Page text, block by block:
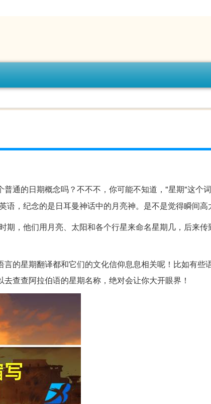
通的日期概念吗？不不不，你可能不知道，"星期"这个
，纪念的是日耳曼神话中的月亮神。是不是觉得瞬间高
，他们用月亮、太阳和各个行星来命名星期几，后来传
的星期翻译都和它们的文化信仰息息相关呢！比如有些
查查阿拉伯语的星期名称，绝对会让你大开眼界！